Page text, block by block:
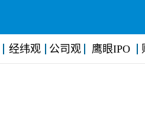
经纬观 公司观 鹰眼IPO